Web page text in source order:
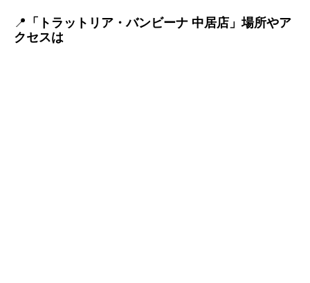
📍 「トラットリア・バンビーナ 中居店」場所やア
クセスは